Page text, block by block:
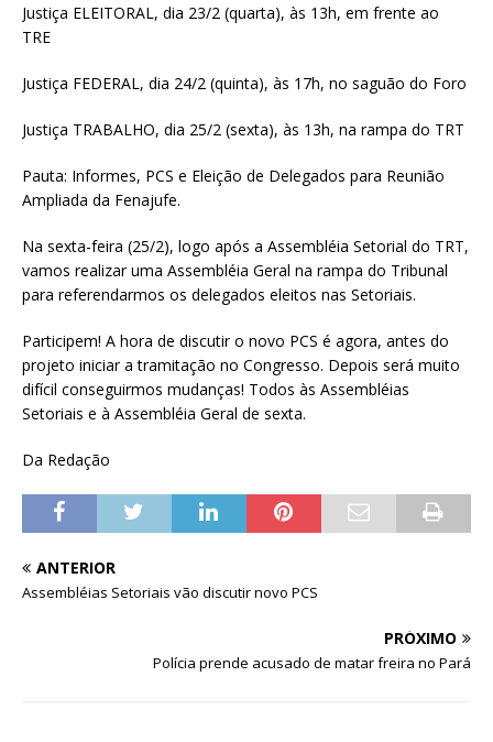
Justiça ELEITORAL, dia 23/2 (quarta), às 13h, em frente ao
TRE
Justiça FEDERAL, dia 24/2 (quinta), às 17h, no saguão do Foro
Justiça TRABALHO, dia 25/2 (sexta), às 13h, na rampa do TRT
Pauta: Informes, PCS e Eleição de Delegados para Reunião
Ampliada da Fenajufe.
Na sexta-feira (25/2), logo após a Assembléia Setorial do TRT,
vamos realizar uma Assembléia Geral na rampa do Tribunal
para referendarmos os delegados eleitos nas Setoriais.
Participem! A hora de discutir o novo PCS é agora, antes do
projeto iniciar a tramitação no Congresso. Depois será muito
difícil conseguirmos mudanças! Todos às Assembléias
Setoriais e à Assembléia Geral de sexta.
Da Redação
ANTERIOR
Assembléias Setoriais vão discutir novo PCS
PRÓXIMO
Polícia prende acusado de matar freira no Pará